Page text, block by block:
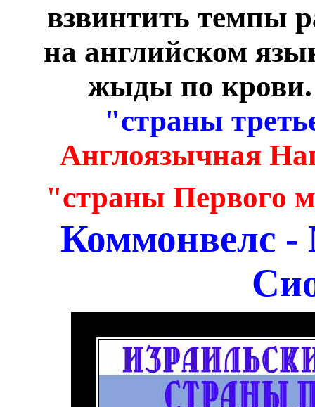
взвинтить темпы
на английском
жыды по крови.
"страны
Англоязычная
"страны Первого
Коммонвелс